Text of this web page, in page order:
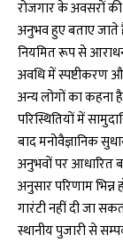
रोजगार के अवसरों की
अनुभव हुए बताए जाते
नियमित रूप से
अवधि में स्पष्टीकरण
अन्य लोगों का कहना
परिस्थितियों में
बाद मनोवैज्ञानिक
अनुभवों पर आधारित
अनुसार परिणाम
गारंटी नहीं दी जा
स्थानीय पुजारी से